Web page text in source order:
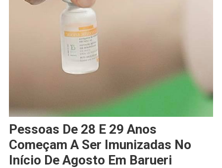
Pessoas De 28 E 29 Anos
Começam A Ser Imunizadas No
Início De Agosto Em Barueri